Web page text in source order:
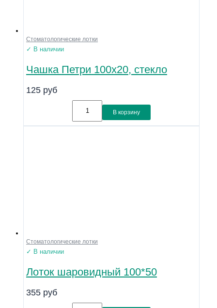
Стоматологические лотки
✓ В наличии
Чашка Петри 100х20, стекло
125 руб
В корзину
Стоматологические лотки
✓ В наличии
Лоток шаровидный 100*50
355 руб